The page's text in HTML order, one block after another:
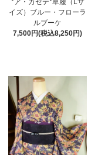
*ア・カセテ*草履（Lサ
イズ）ブルー・フローラ
ルブーケ
7,500円(税込8,250円)